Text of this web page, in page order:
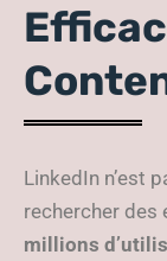
LinkedIn n’est
rechercher des
millions